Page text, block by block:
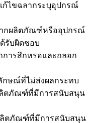
ก้ไขฉลากระบุอุปกรณ์
ากผลิตภัณฑ์หรืออุปกรณ์
ด้รับผิดชอบ
การสึกหรอและถลอก
กษณ์ที่ไม่ส่งผลกระทบ
ลิตภัณฑ์ที่มีการสนับสนุน
ลิตภัณฑ์ที่มีการสนับสนุน